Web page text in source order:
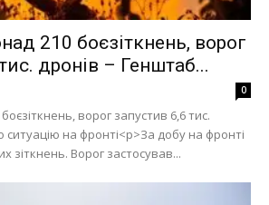
210 боєзіткнень, ворог
дронів – Генштаб...
0
ворог запустив 6,6 тис.
ситуацію на фронті<p>За добу на фронті
зіткнень. Ворог застосував...